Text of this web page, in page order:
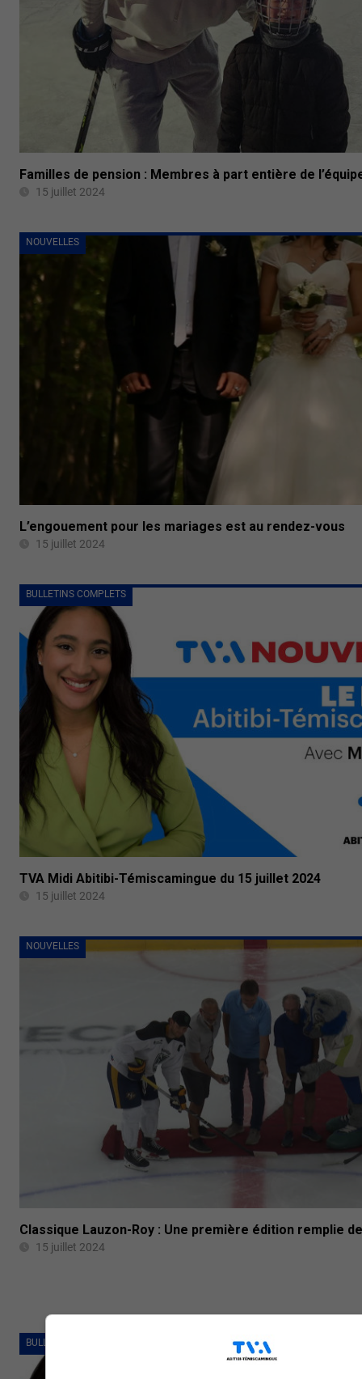
Familles de pension : Membres à part entière de
15 juillet 2024
NOUVELLES
L’engouement pour les mariages est au rendez-vous
15 juillet 2024
BULLETINS COMPLETS
TVA Midi Abitibi-Témiscamingue du 15 juillet 2024
15 juillet 2024
NOUVELLES
Classique Lauzon-Roy : Une première édition remplie
15 juillet 2024
BULLETINS COMPLETS